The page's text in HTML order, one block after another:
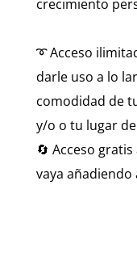
crecimiento
➰ Acceso
darle uso a lo
comodidad de
y/o o tu lugar
🔄 Acceso
vaya